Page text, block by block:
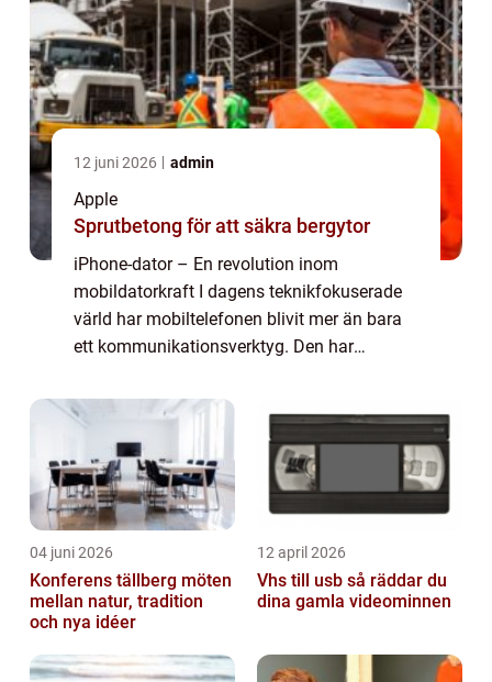
12 juni 2026 admin
Apple
Sprutbetong för att säkra bergytor
iPhone-dator – En revolution inom
mobildatorkraft I dagens teknikfokuserade
värld har mobiltelefonen blivit mer än bara
ett kommunikationsverktyg. Den har
hantera allt från arbete till underhållning. ...
04 juni 2026
Konferens tällberg möten
mellan natur, tradition
och nya idéer
12 april 2026
Vhs till usb så räddar du
dina gamla videominnen